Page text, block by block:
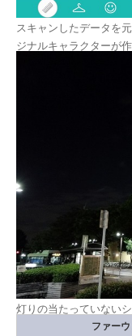
スキャンしたデータを
ジナルキャラクターが
灯りの当たっていない
ファー